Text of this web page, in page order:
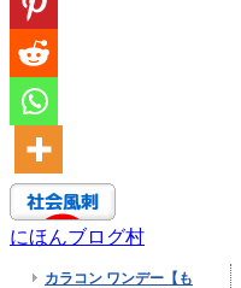
にほんブログ村